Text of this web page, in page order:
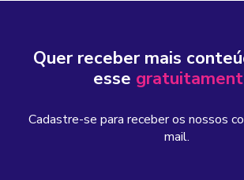
Quer receber mais
esse
Cadastre-se para receber os nossos
mail.